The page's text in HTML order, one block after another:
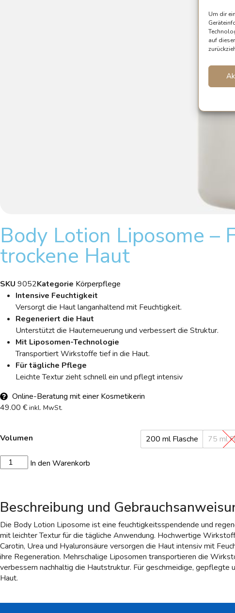
Um dir
auf
Body Lotion Liposome –
trockene Haut
SKU 9052Kategorie Körperpflege
Intensive Feuchtigkeit
Versorgt die Haut langanhaltend mit Feuchtigkeit.
Regeneriert die Haut
Unterstützt die Hauterneuerung und verbessert die Struktur.
Mit Liposomen-Technologie
Transportiert Wirkstoffe tief in die Haut.
Für tägliche Pflege
Leichte Textur zieht schnell ein und pflegt intensiv
Online-Beratung mit einer Kosmetikerin
49.00 € inkl. MwSt.
Volumen 200 ml Flasche 75 ml
In den Warenkorb
Beschreibung und
Die Body Lotion Liposome ist eine feuchtigkeitsspendende und
mit leichter Textur für die tägliche Anwendung. Hochwertige
Carotin, Urea und Hyaluronsäure versorgen die Haut intensiv mit
ihre Regeneration. Mehrschalige Liposomen transportieren die
verbessern nachhaltig die Hautstruktur. Für geschmeidige, gepflegte
Haut.